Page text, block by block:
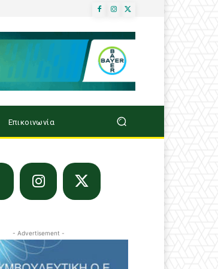
Επικοινωνία
- Advertisement -